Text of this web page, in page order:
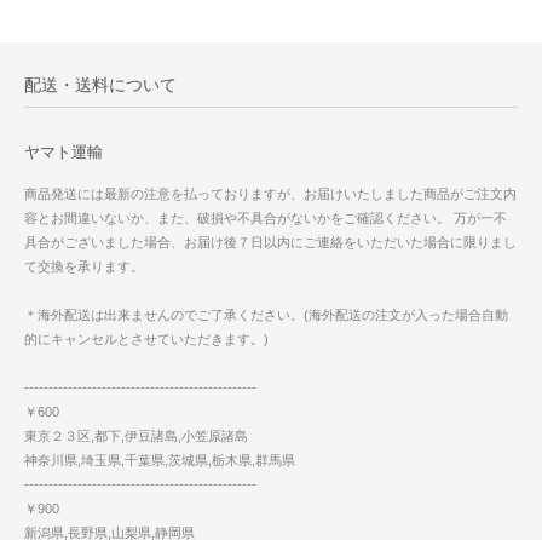
配送・送料について
ヤマト運輸
商品発送には最新の注意を払っておりますが、お届けいたしました商品がご注文内
容とお間違いないか、また、破損や不具合がないかをご確認ください。 万が一不
具合がございました場合、お届け後７日以内にご連絡をいただいた場合に限りまし
て交換を承ります。
＊海外配送は出来ませんのでご了承ください。(海外配送の注文が入った場合自動
的にキャンセルとさせていただきます。)
------------------------------------------------
￥600
東京２３区,都下,伊豆諸島,小笠原諸島
神奈川県,埼玉県,千葉県,茨城県,栃木県,群馬県
------------------------------------------------
￥900
新潟県,長野県,山梨県,静岡県